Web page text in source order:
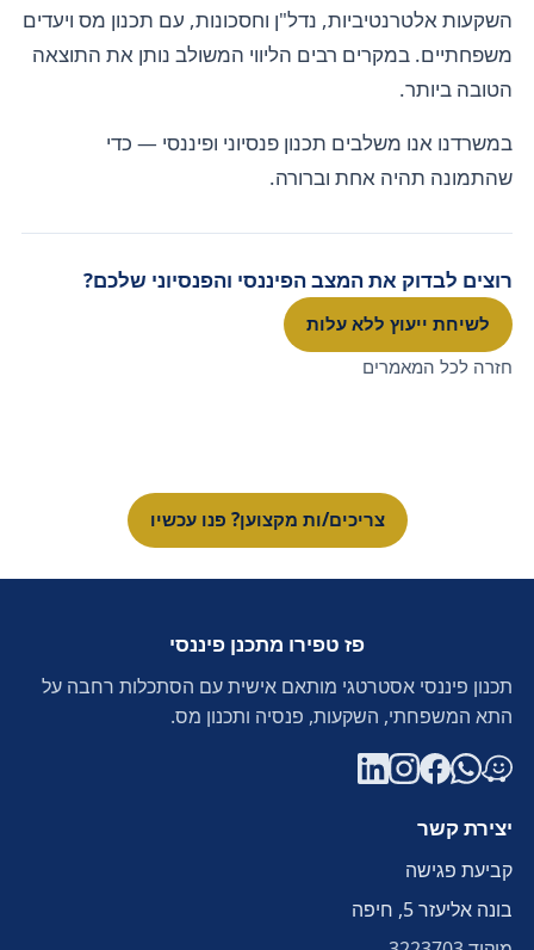
השקעות אלטרנטיביות, נדל"ן וחסכונות, עם תכנון מס ויעדים
משפחתיים. במקרים רבים הליווי המשולב נותן את התוצאה
הטובה ביותר.
במשרדנו אנו משלבים תכנון פנסיוני ופיננסי — כדי
שהתמונה תהיה אחת וברורה.
רוצים לבדוק את המצב הפיננסי והפנסיוני שלכם?
לשיחת ייעוץ ללא עלות
חזרה לכל המאמרים
צריכים/ות מקצוען? פנו עכשיו
פז טפירו מתכנן פיננסי
תכנון פיננסי אסטרטגי מותאם אישית עם הסתכלות רחבה על
התא המשפחתי, השקעות, פנסיה ותכנון מס.
יצירת קשר
קביעת פגישה
בונה אליעזר 5, חיפה